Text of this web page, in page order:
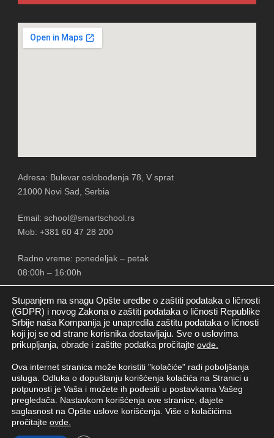
Adresa: Bulevar oslobođenja 78, V sprat
21000 Novi Sad, Serbia
Email: school@smartschool.rs
Mob: +381 60 47 28 200
Radno vreme: ponedeljak – petak
08:00h – 16:00h
PRATITE NAS
Copyright © Smart School New doo
Stupanjem na snagu Opšte uredbe o zaštiti podataka o ličnosti
(GDPR) i novog Zakona o zaštiti podataka o ličnosti Republike
Srbije naša Kompanija je unapredila zaštitu podataka o ličnosti
koji joj se od strane korisnika dostavljaju. Sve o uslovima
prikupljanja, obrade i zaštite podatka pročitajte ovde.
Ova internet stranica može koristiti "kolačiće" radi poboljšanja
usluga. Odluka o dopuštanju korišćenja kolačića na Stranici u
potpunosti je Vaša i možete ih podesiti u postavkama Vašeg
pregledača. Nastavkom korišćenja ove stranice, dajete
saglasnost na Opšte uslove korišćenja. Više o kolačićima
pročitajte ovde.